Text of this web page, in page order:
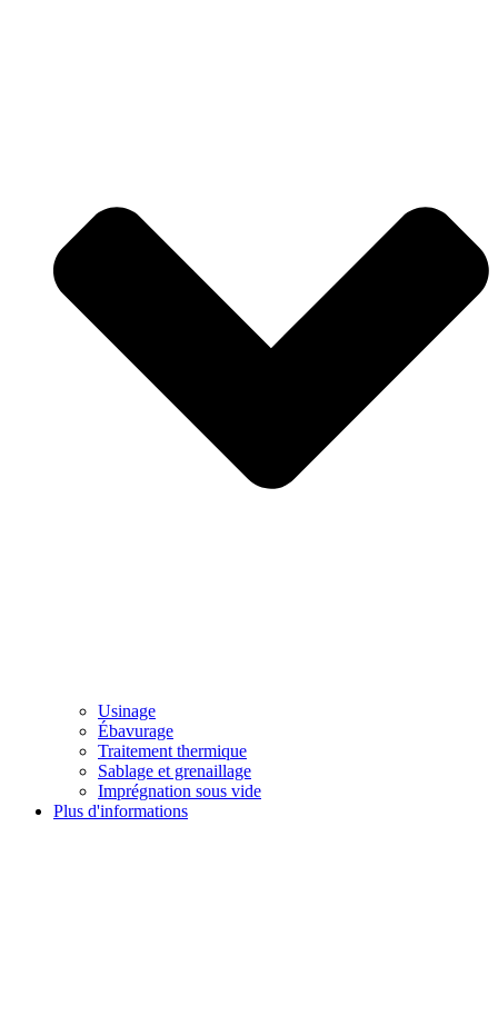
Usinage
Ébavurage
Traitement thermique
Sablage et grenaillage
Imprégnation sous vide
Plus d'informations